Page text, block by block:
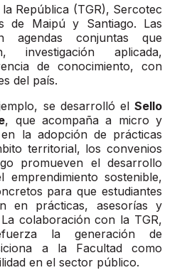
República (TGR), Sercotec
de Maipú y Santiago. Las
agendas conjuntas que
investigación aplicada,
de conocimiento, con
del país.
se desarrolló el Sello
, que acompaña a micro y
la adopción de prácticas
territorial, los convenios
promueven el desarrollo
sostenible,
para que estudiantes
en prácticas, asesorías y
colaboración con la TGR,
la generación de
a la Facultad como
en el sector público.